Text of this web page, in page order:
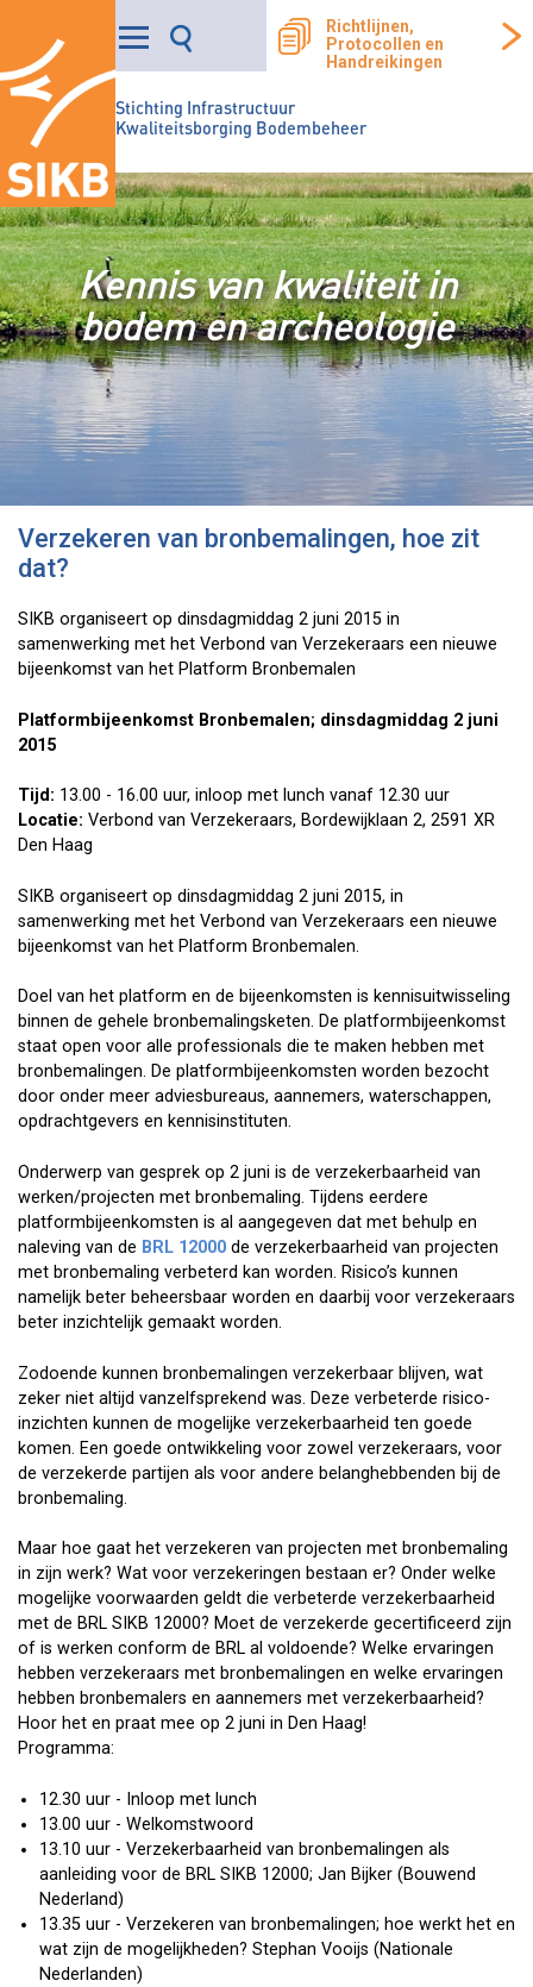
Stichting Infrastructuur
Kwaliteitsborging Bodembeheer
Richtlijnen,
Protocollen en
Handreikingen
Kennis van kwaliteit in
bodem en archeologie
Verzekeren van bronbemalingen, hoe zit
dat?
SIKB organiseert op dinsdagmiddag 2 juni 2015 in
samenwerking met het Verbond van Verzekeraars een nieuwe
bijeenkomst van het Platform Bronbemalen
Platformbijeenkomst Bronbemalen; dinsdagmiddag 2 juni
2015
Tijd: 13.00 - 16.00 uur, inloop met lunch vanaf 12.30 uur
Locatie: Verbond van Verzekeraars, Bordewijklaan 2, 2591 XR
Den Haag
SIKB organiseert op dinsdagmiddag 2 juni 2015, in
samenwerking met het Verbond van Verzekeraars een nieuwe
bijeenkomst van het Platform Bronbemalen.
Doel van het platform en de bijeenkomsten is kennisuitwisseling
binnen de gehele bronbemalingsketen. De platformbijeenkomst
staat open voor alle professionals die te maken hebben met
bronbemalingen. De platformbijeenkomsten worden bezocht
door onder meer adviesbureaus, aannemers, waterschappen,
opdrachtgevers en kennisinstituten.
Onderwerp van gesprek op 2 juni is de verzekerbaarheid van
werken/projecten met bronbemaling. Tijdens eerdere
platformbijeenkomsten is al aangegeven dat met behulp en
naleving van de BRL 12000 de verzekerbaarheid van projecten
met bronbemaling verbeterd kan worden. Risico’s kunnen
namelijk beter beheersbaar worden en daarbij voor verzekeraars
beter inzichtelijk gemaakt worden.
Zodoende kunnen bronbemalingen verzekerbaar blijven, wat
zeker niet altijd vanzelfsprekend was. Deze verbeterde risico-
inzichten kunnen de mogelijke verzekerbaarheid ten goede
komen. Een goede ontwikkeling voor zowel verzekeraars, voor
de verzekerde partijen als voor andere belanghebbenden bij de
bronbemaling.
Maar hoe gaat het verzekeren van projecten met bronbemaling
in zijn werk? Wat voor verzekeringen bestaan er? Onder welke
mogelijke voorwaarden geldt die verbeterde verzekerbaarheid
met de BRL SIKB 12000? Moet de verzekerde gecertificeerd zijn
of is werken conform de BRL al voldoende? Welke ervaringen
hebben verzekeraars met bronbemalingen en welke ervaringen
hebben bronbemalers en aannemers met verzekerbaarheid?
Hoor het en praat mee op 2 juni in Den Haag!
Programma:
12.30 uur - Inloop met lunch
13.00 uur - Welkomstwoord
13.10 uur - Verzekerbaarheid van bronbemalingen als
aanleiding voor de BRL SIKB 12000; Jan Bijker (Bouwend
Nederland)
13.35 uur - Verzekeren van bronbemalingen; hoe werkt het en
wat zijn de mogelijkheden? Stephan Vooijs (Nationale
Nederlanden)